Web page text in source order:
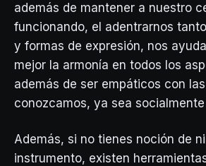
además de mantener a nuestro
funcionando, el adentrarnos
y formas de expresión, nos
mejor la armonía en todos los
además de ser empáticos con
conozcamos, ya sea
Además, si no tienes noción de
instrumento, existen